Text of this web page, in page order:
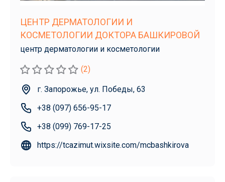
ЦЕНТР ДЕРМАТОЛОГИИ И
КОСМЕТОЛОГИИ ДОКТОРА БАШКИРОВОЙ
центр дерматологии и косметологии
(2)
г. Запорожье, ул. Победы, 63
+38 (097) 656-95-17
+38 (099) 769-17-25
https://tcazimut.wixsite.com/mcbashkirova